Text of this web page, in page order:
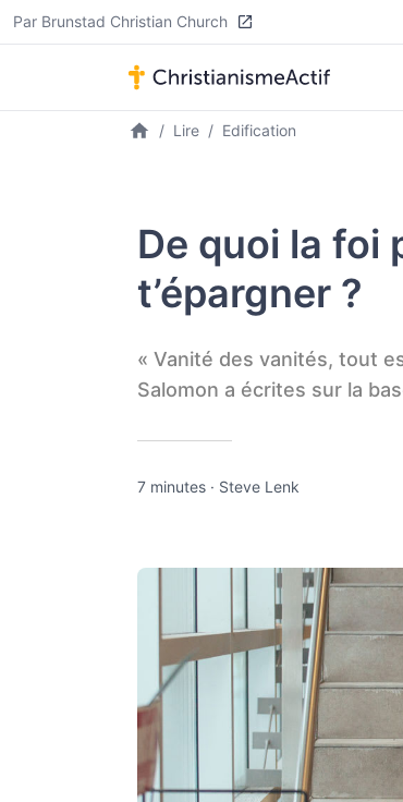
Par Brunstad Christian Church
Lire Edification
De quoi la foi
t’épargner ?
« Vanité des vanités, tout
Salomon a écrites sur la
7 minutes · Steve Lenk